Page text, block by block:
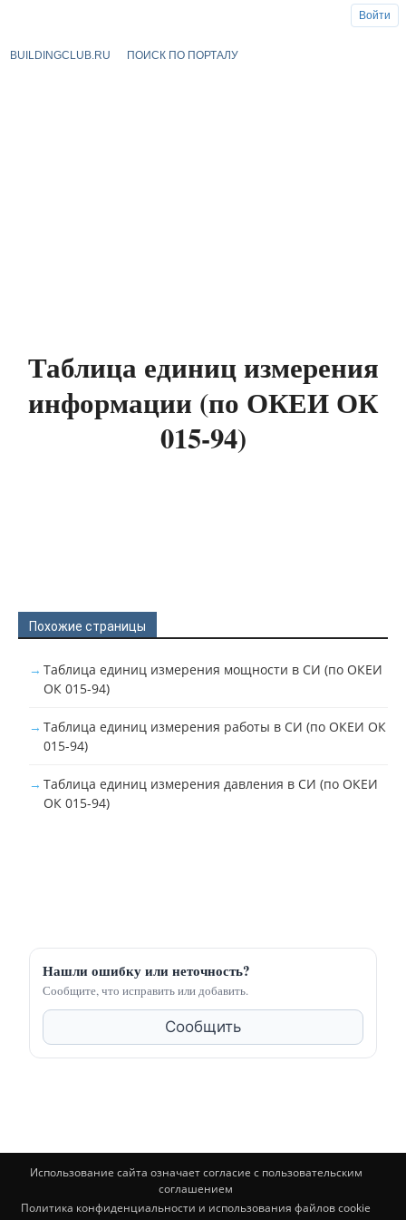
BUILDINGCLUB.RU ПОИСК ПО ПОРТАЛУ
Таблица единиц измерения
информации (по ОКЕИ ОК
015-94)
Похожие страницы
Таблица единиц измерения мощности в СИ (по ОКЕИ
ОК 015-94)
Таблица единиц измерения работы в СИ (по ОКЕИ ОК
015-94)
Таблица единиц измерения давления в СИ (по ОКЕИ
ОК 015-94)
Нашли ошибку или неточность?
Сообщите, что исправить или добавить.
Сообщить
Использование сайта означает согласие с пользовательским
соглашением
Политика конфиденциальности и использования файлов cookie
Войти